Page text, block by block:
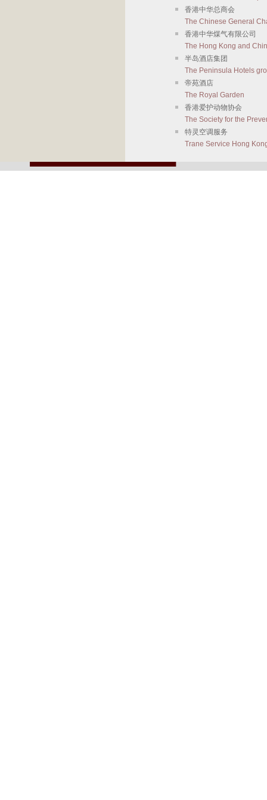
香港中华总商会
The Chinese General
香港中华煤气有限公司
The Hong Kong and
半岛酒店集团
The Peninsula Hotels
帝苑酒店
The Royal Garden
香港爱护动物协会
The Society for the
特灵空调服务
Trane Service Hong